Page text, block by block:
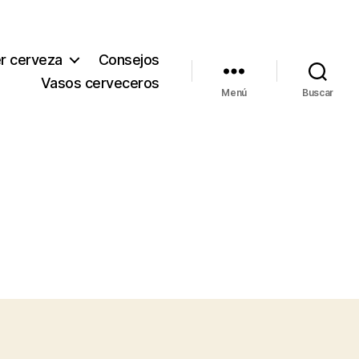
cerveza
Consejos
Vasos cerveceros
Menú Buscar